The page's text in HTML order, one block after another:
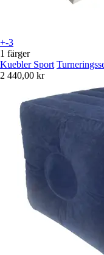
+-3
1 färger
Kuebler Sport
2 440,00 kr